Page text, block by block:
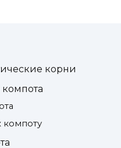
корни
компоту